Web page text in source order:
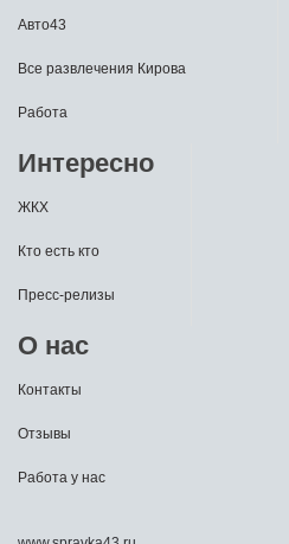
Авто43
Все развлечения Кирова
Работа
Интересно
ЖКХ
Кто есть кто
Пресс-релизы
О нас
Контакты
Отзывы
Работа у нас